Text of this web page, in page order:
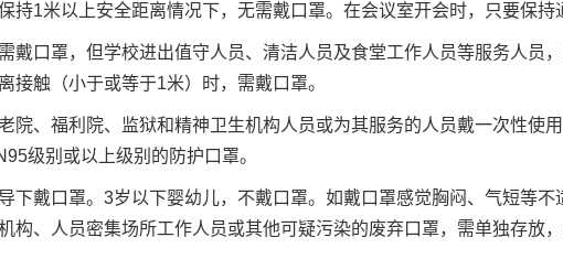
持1米以上安全距离情况下，无需戴口罩。在会议室开会时，只要保持
口罩，但学校进出值守人员、清洁人员及食堂工作人员等服务人员
接触（小于或等于1米）时，需戴口罩。
、福利院、监狱和精神卫生机构人员或为其服务的人员戴一次性使
级别或以上级别的防护口罩。
戴口罩。3岁以下婴幼儿，不戴口罩。如戴口罩感觉胸闷、气短等不
构、人员密集场所工作人员或其他可疑污染的废弃口罩，需单独存放